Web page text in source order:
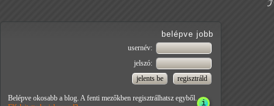
belépve jobb
usernév:
jelszó:
Belépve okosabb a blog. A fenti mezőkben regisztrálhatsz egyből.